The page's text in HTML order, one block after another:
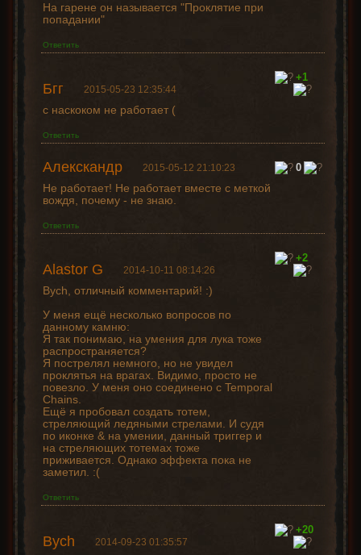
На гарене он называется "Проклятие при
попадании"
Ответить
Бгг 2015-05-23 12:35:44
с наскоком не работает (
Ответить
+1
Алекскандр 2015-05-12 21:10:23
Не работает! Не работает вместе с меткой
вождя, почему - не знаю.
Ответить
0
Alastor G 2014-10-11 08:14:26
Bych, отличный комментарий! :)
У меня ещё несколько вопросов по
данному камню:
Я так понимаю, на умения для лука тоже
распространяется?
Я пострелял немного, но не увидел
проклятья на врагах. Видимо, просто не
повезло. У меня оно соединено с Temporal
Chains.
Ещё я пробовал создать тотем,
стреляющий ледяными стрелами. И судя
по иконке & на умении, данный триггер и
на стреляющих тотемах тоже
приживается. Однако эффекта пока не
заметил. :(
Ответить
+2
Bych 2014-09-23 01:35:57
+20